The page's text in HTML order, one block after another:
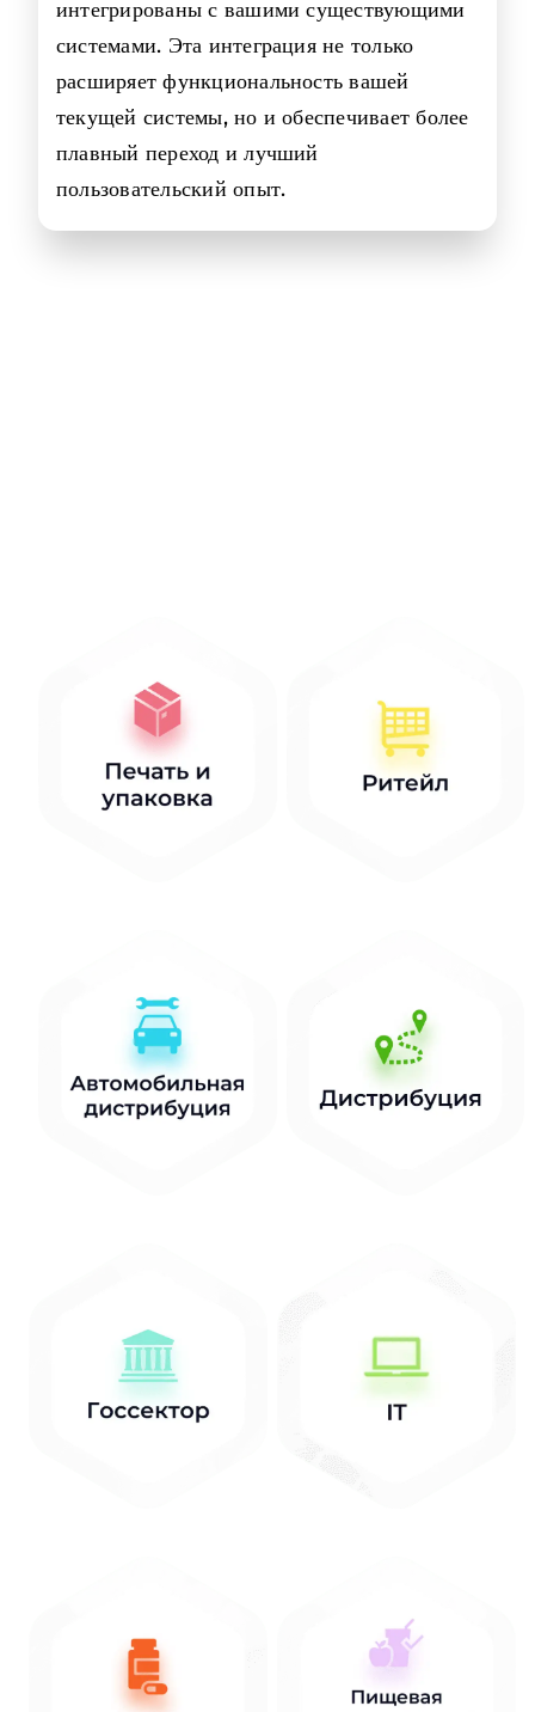
интегрированы с вашими существующими
системами. Эта интеграция не только
расширяет функциональность вашей
текущей системы, но и обеспечивает более
плавный переход и лучший
пользовательский опыт.